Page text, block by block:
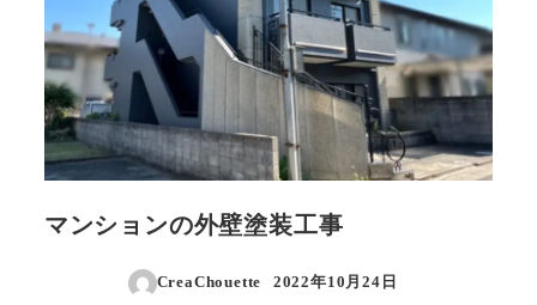
マンションの外壁塗装工事
CreaChouette
投稿日
2022年10月24日